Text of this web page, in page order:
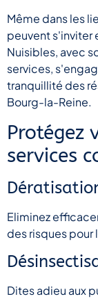
Même dans les
peuvent s'inviter
Nuisibles, avec
services,
tranquillité des
Bourg-la-Reine.
Protégez
services
Eliminez
des risques pour
Dites adieu aux